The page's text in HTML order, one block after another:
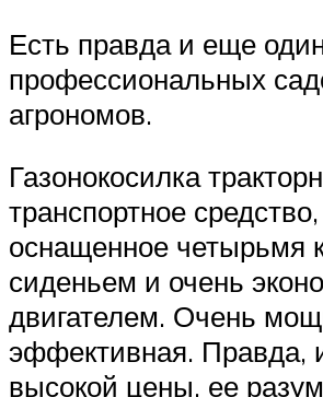
Есть правда и еще
профессиональных
агрономов.
Газонокосилка
транспортное средство,
оснащенное четырьмя
сиденьем и очень
двигателем. Очень
эффективная. Правда,
высокой цены, ее